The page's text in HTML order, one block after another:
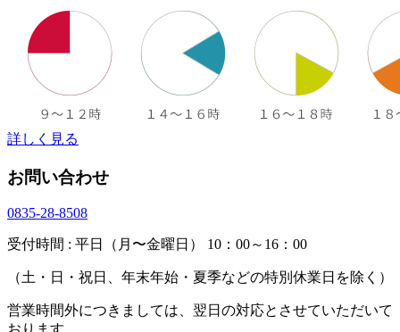
詳しく見る
お問い合わせ
0835-28-8508
受付時間 : 平日（月〜金曜日） 10：00～16：00
（土・日・祝日、年末年始・夏季などの特別休業日を除く）
営業時間外につきましては、翌日の対応とさせていただいて